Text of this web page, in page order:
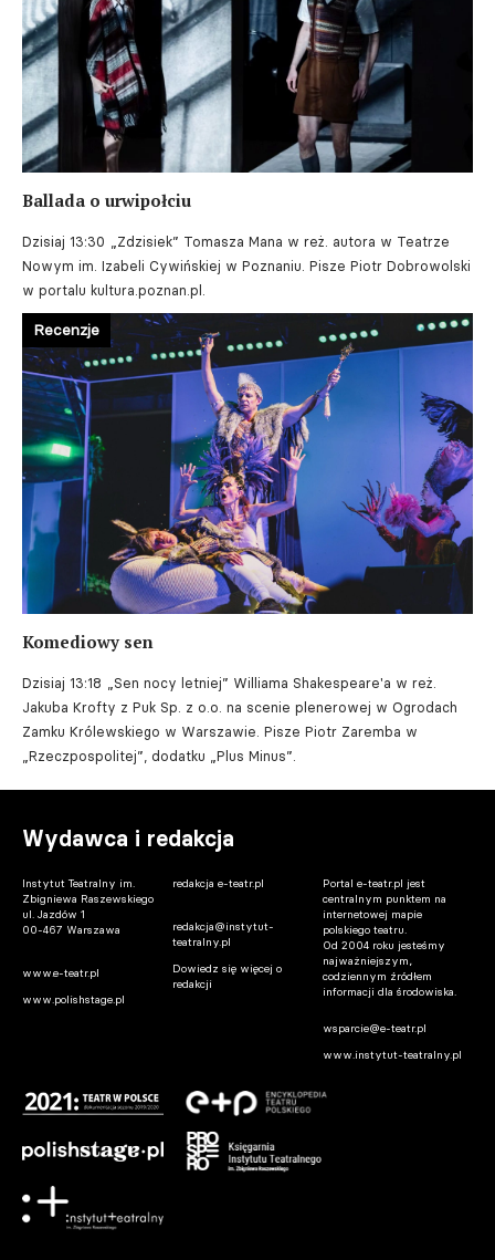
Ballada o urwipołciu
Dzisiaj 13:30 „Zdzisiek” Tomasza Mana w reż. autora w Teatrze
Nowym im. Izabeli Cywińskiej w Poznaniu. Pisze Piotr Dobrowolski
w portalu kultura.poznan.pl.
Komediowy sen
Dzisiaj 13:18 „Sen nocy letniej” Williama Shakespeare'a w reż.
Jakuba Krofty z Puk Sp. z o.o. na scenie plenerowej w Ogrodach
Zamku Królewskiego w Warszawie. Pisze Piotr Zaremba w
„Rzeczpospolitej”, dodatku „Plus Minus”.
Recenzje
Wydawca i redakcja
Instytut Teatralny im.
Zbigniewa Raszewskiego
ul. Jazdów 1
00-467 Warszawa
www.e-teatr.pl
www.polishstage.pl
redakcja e-teatr.pl
redakcja@instytut-
teatralny.pl
Dowiedz się więcej o
redakcji
Portal e-teatr.pl jest
centralnym punktem na
internetowej mapie
polskiego teatru.
Od 2004 roku jesteśmy
najważniejszym,
codziennym źródłem
informacji dla środowiska.
wsparcie@e-teatr.pl
www.instytut-teatralny.pl